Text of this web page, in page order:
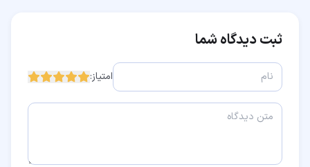
ثبت دیدگاه شما
امتیاز: